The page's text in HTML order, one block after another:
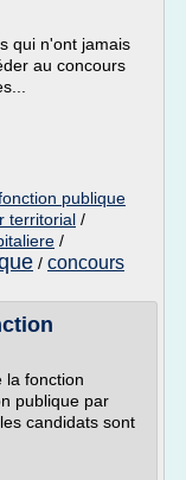
qui n'ont jamais
au concours
publique
territorial /
/
/ concours
la fonction
publique par
candidats sont